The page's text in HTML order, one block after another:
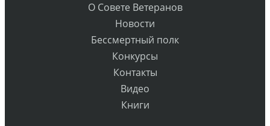
О Совете Ветеранов
Новости
Бессмертный полк
Конкурсы
Контакты
Видео
Книги